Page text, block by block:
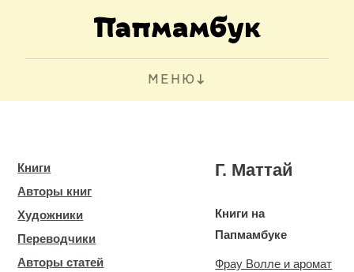
МЕНЮ
Книги
Авторы книг
Художники
Переводчики
Авторы статей
Г. Маттай
Книги на
Папмамбуке
Фрау Волле и аромат